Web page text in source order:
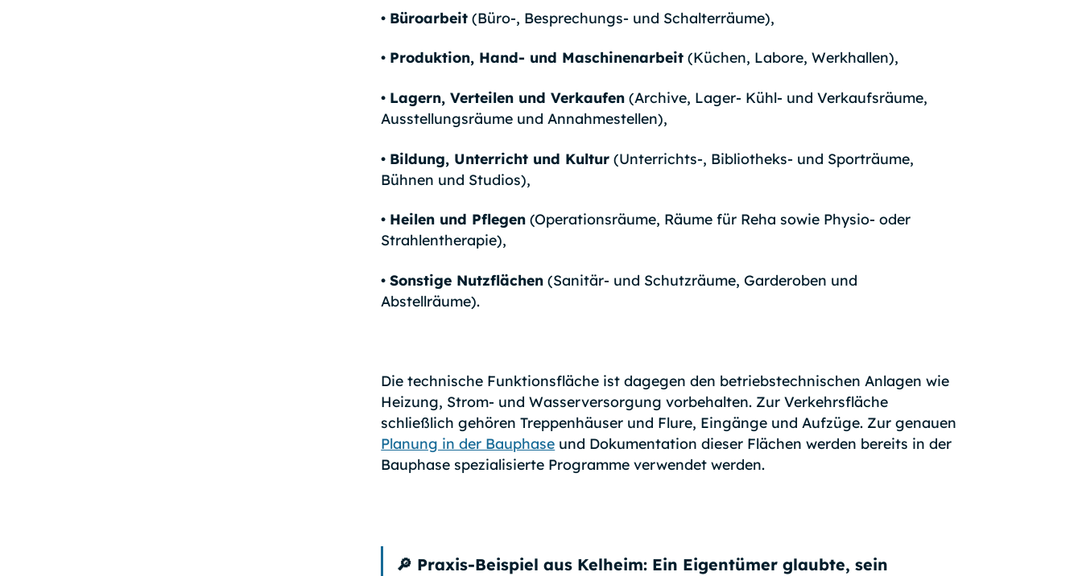
• Büroarbeit (Büro-, Besprechungs- und Schalterräume),
• Produktion, Hand- und Maschinenarbeit (Küchen, Labore, Werkhallen),
• Lagern, Verteilen und Verkaufen (Archive, Lager- Kühl- und Verkaufsräume,
Ausstellungsräume und Annahmestellen),
• Bildung, Unterricht und Kultur (Unterrichts-, Bibliotheks- und Sporträume,
Bühnen und Studios),
• Heilen und Pflegen (Operationsräume, Räume für Reha sowie Physio- oder
Strahlentherapie),
•Sonstige Nutzflächen (Sanitär- und Schutzräume, Garderoben und
Abstellräume).
Die technische Funktionsfläche ist dagegen den betriebstechnischen Anlagen wie
Heizung, Strom- und Wasserversorgung vorbehalten. Zur Verkehrsfläche
schließlich gehören Treppenhäuser und Flure, Eingänge und Aufzüge. Zur genauen
Planung in der Bauphase und Dokumentation dieser Flächen werden bereits in der
Bauphase spezialisierte Programme verwendet werden.
🔎 Praxis-Beispiel aus Kelheim: Ein Eigentümer glaubte, sein